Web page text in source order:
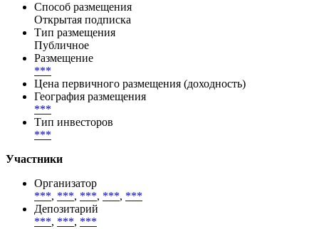
Способ размещения
Открытая подписка
Тип размещения
Публичное
Размещение
***
Цена первичного размещения (доходность)
География размещения
***
Тип инвесторов
***
Участники
Организатор
***, ***, ***, ***, ***
Депозитарий
***, ***, ***